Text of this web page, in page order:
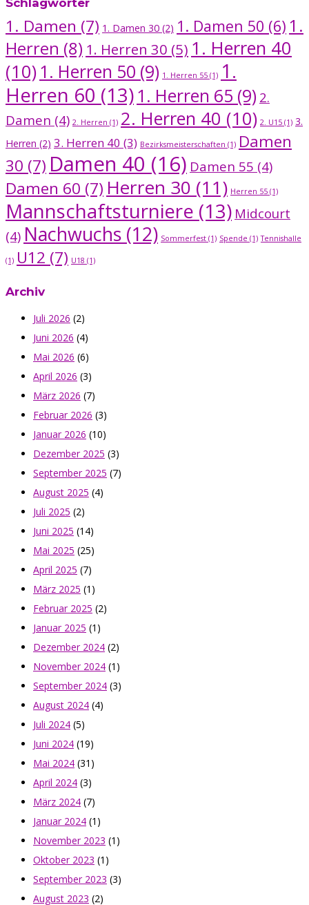
1. Damen (7) 1. Damen 30 (2) 1. Damen 50 (6) 1.
Herren (8) 1. Herren 30 (5) 1. Herren 40
(10)1. Herren 50 (9) 1. Herren 55 (1) 1.
Herren 60 (13)1. Herren 65 (9) 2.
Damen (4) 2. Herren (1) 2. Herren 40 (10) 2. U15 (1) 3.
Herren (2) 3. Herren 40 (3) Bezirksmeisterschaften (1) Damen
30 (7) Damen 40 (16) Damen 55 (4)
Damen 60 (7) Herren 30 (11) Herren 55 (1)
Mannschaftsturniere (13) Midcourt
(4) Nachwuchs (12) Sommerfest (1) Spende (1) Tennishalle
(1) U12 (7) U18 (1)
Archiv
Juli 2026 (2)
Juni 2026 (4)
Mai 2026 (6)
April 2026 (3)
März 2026 (7)
Februar 2026 (3)
Januar 2026 (10)
Dezember 2025 (3)
September 2025 (7)
August 2025 (4)
Juli 2025 (2)
Juni 2025 (14)
Mai 2025 (25)
April 2025 (7)
März 2025 (1)
Februar 2025 (2)
Januar 2025 (1)
Dezember 2024 (2)
November 2024 (1)
September 2024 (3)
August 2024 (4)
Juli 2024 (5)
Juni 2024 (19)
Mai 2024 (31)
April 2024 (3)
März 2024 (7)
Januar 2024 (1)
November 2023 (1)
Oktober 2023 (1)
September 2023 (3)
August 2023 (2)